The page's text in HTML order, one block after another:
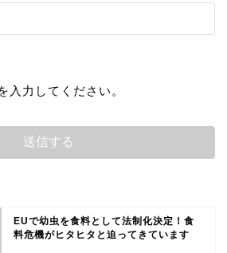
入力してください。
EUで幼虫を食料として法制化決定！食
料危機がヒタヒタと迫ってきています